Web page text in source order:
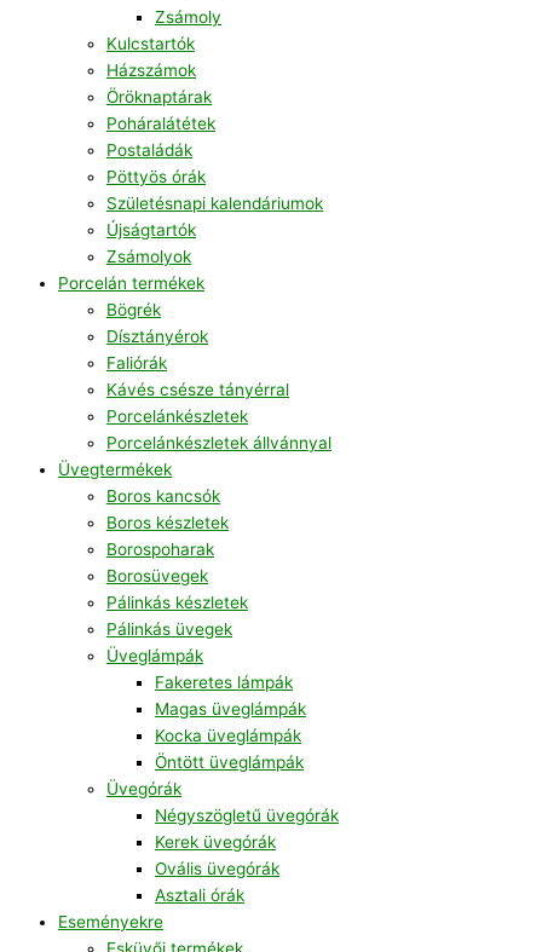
Zsámoly
Kulcstartók
Házszámok
Öröknaptárak
Poháralátétek
Postaládák
Pöttyös órák
Születésnapi kalendáriumok
Újságtartók
Zsámolyok
Porcelán termékek
Bögrék
Dísztányérok
Faliórák
Kávés csésze tányérral
Porcelánkészletek
Porcelánkészletek állvánnyal
Üvegtermékek
Boros kancsók
Boros készletek
Borospoharak
Borosüvegek
Pálinkás készletek
Pálinkás üvegek
Üveglámpák
Fakeretes lámpák
Magas üveglámpák
Kocka üveglámpák
Öntött üveglámpák
Üvegórák
Négyszögletű üvegórák
Kerek üvegórák
Ovális üvegórák
Asztali órák
Eseményekre